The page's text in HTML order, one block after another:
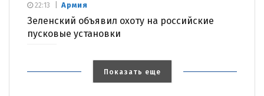
Армия
Зеленский объявил охоту на российские
пусковые установки
22:13
Показать еще